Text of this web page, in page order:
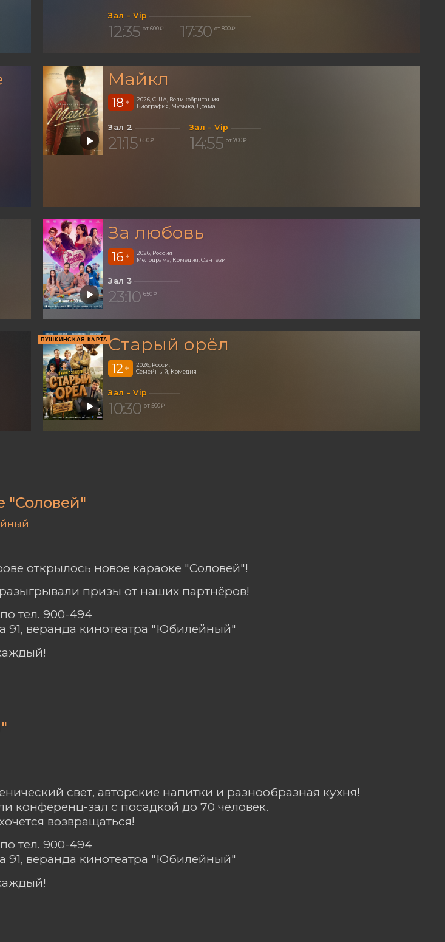
Зал - Vip
12:35 от 600 ₽ 17:30 от 800 ₽
Майкл
18 +
2026, США, Великобритания
Биография, Музыка, Драма
Зал 2
21:15 650 ₽
Зал - Vip
14:55 от 700 ₽
За любовь
16 +
2026, Россия
Мелодрама, Комедия, Фэнтези
Зал 3
23:10 650 ₽
ПУШКИНСКАЯ КАРТА Старый орёл
12 +
2026, Россия
Семейный, Комедия
Зал - Vip
10:30 от 500 ₽
"Соловей"
открылось новое караоке "Соловей"!
призы от наших партнёров!
тел. 900-494
91, веранда кинотеатра "Юбилейный"
свет, авторские напитки и разнообразная кухня!
конференц-зал с посадкой до 70 человек.
возвращаться!
тел. 900-494
91, веранда кинотеатра "Юбилейный"